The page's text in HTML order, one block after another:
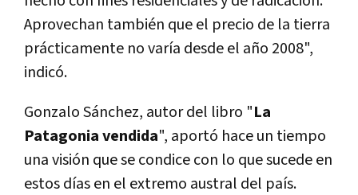
Aprovechan también que el precio de la tierra
prácticamente no varía desde el año 2008",
indicó.
Gonzalo Sánchez, autor del libro "La
Patagonia vendida", aportó hace un tiempo
una visión que se condice con lo que sucede en
estos días en el extremo austral del país.